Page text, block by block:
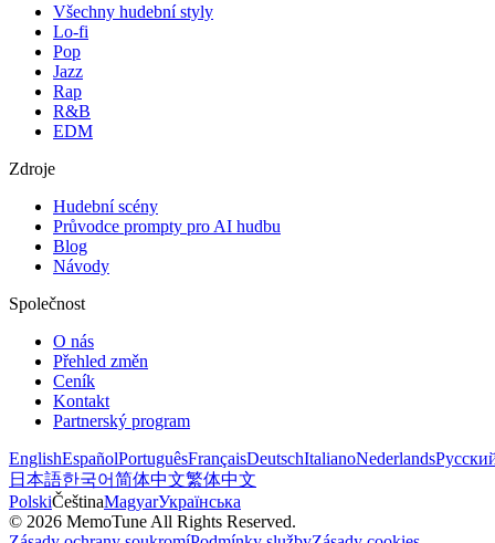
Všechny hudební styly
Lo-fi
Pop
Jazz
Rap
R&B
EDM
Zdroje
Hudební scény
Průvodce prompty pro AI hudbu
Blog
Návody
Společnost
O nás
Přehled změn
Ceník
Kontakt
Partnerský program
EnglishEspañolPortuguêsFrançaisDeutschItalianoNederlands
日本語한국어简体中文繁体中文
PolskiČeštinaMagyarУкраїнська
© 2026 MemoTune All Rights Reserved.